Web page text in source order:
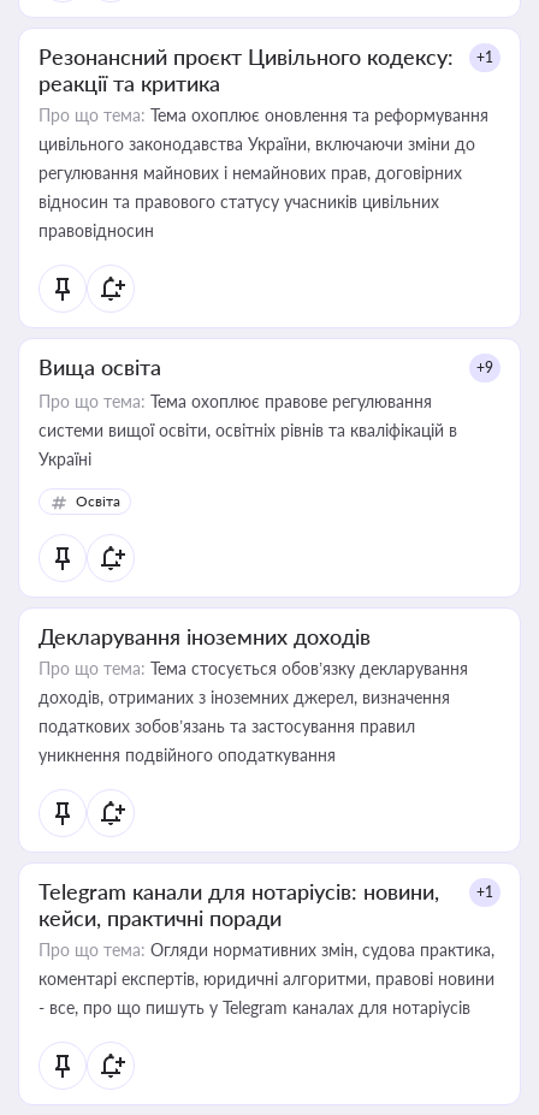
Резонансний проєкт Цивільного кодексу:
реакції та критика
+1
Про що тема: Тема охоплює оновлення та реформування
цивільного законодавства України, включаючи зміни до
регулювання майнових і немайнових прав, договірних
відносин та правового статусу учасників цивільних
правовідносин
Вища освіта +9
Про що тема: Тема охоплює правове регулювання
системи вищої освіти, освітніх рівнів та кваліфікацій в
Україні
Освіта
Декларування іноземних доходів
Про що тема: Тема стосується обов’язку декларування
доходів, отриманих з іноземних джерел, визначення
податкових зобов’язань та застосування правил
уникнення подвійного оподаткування
Telegram канали для нотаріусів: новини,
кейси, практичні поради
+1
Про що тема: Огляди нормативних змін, судова практика,
коментарі експертів, юридичні алгоритми, правові новини
- все, про що пишуть у Telegram каналах для нотаріусів